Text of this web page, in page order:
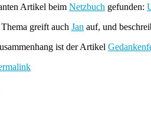
Artikel beim Netzbuch gefunden:
greift auch Jan auf, und
ist der Artikel